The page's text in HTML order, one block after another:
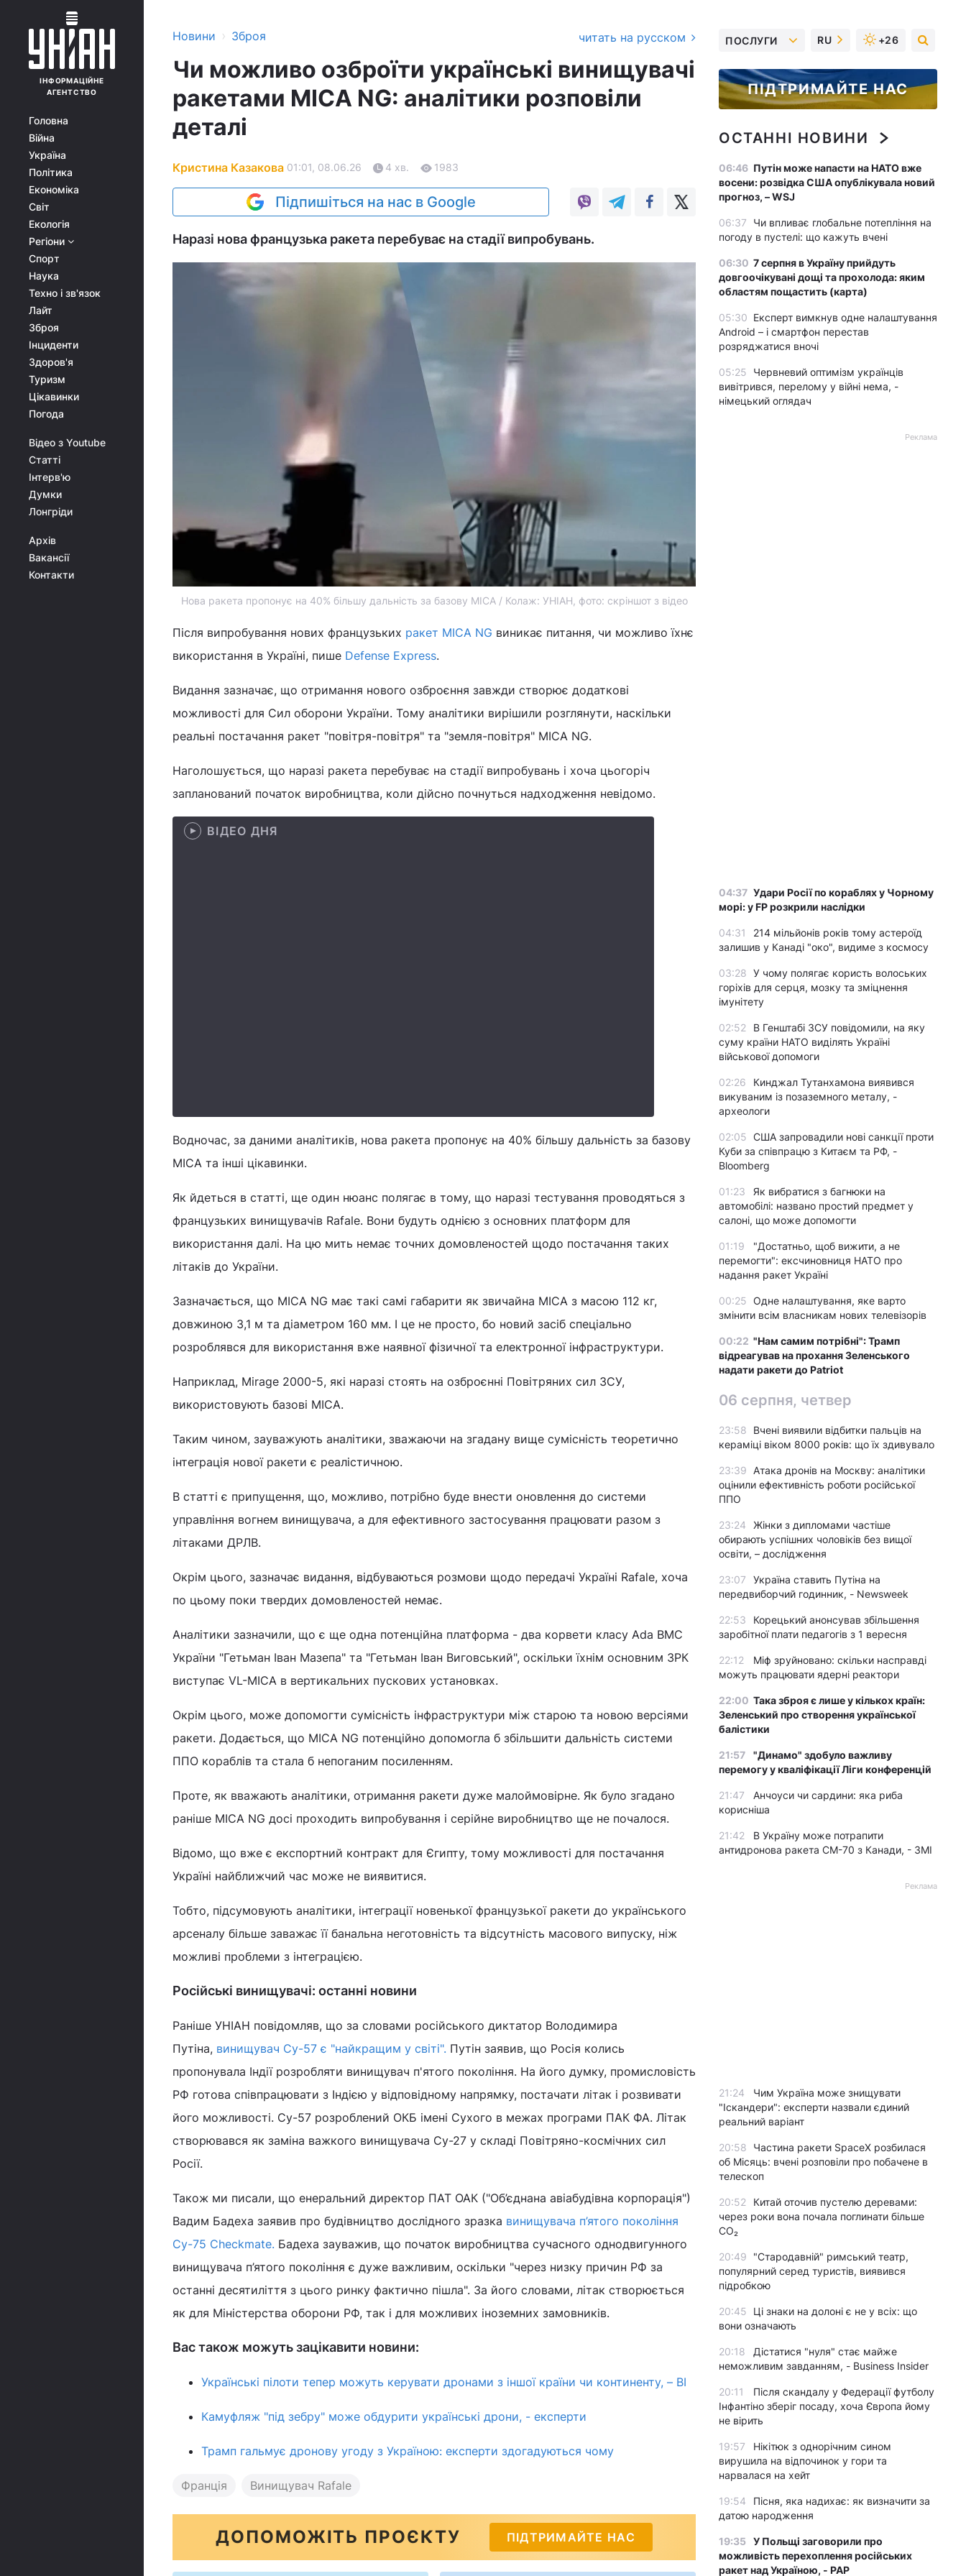
ІНФОРМАЦІЙНЕ
АГЕНТСТВО
Головна
Війна
Україна
Політика
Економіка
Світ
Екологія
Регіони
Спорт
Наука
Техно і зв'язок
Лайт
Зброя
Інциденти
Здоров'я
Туризм
Цікавинки
Погода
Відео з Youtube
Статті
Інтерв'ю
Думки
Лонгріди
Архів
Вакансії
Контакти
Новини › Зброя читать на русском
Чи можливо озброїти українські винищувачі
ракетами MICA NG: аналітики розповіли
деталі
Кристина Казакова 01:01, 08.06.26 4 хв. 1983
Підпишіться на нас в Google
Наразі нова французька ракета перебуває на стадії випробувань.
Нова ракета пропонує на 40% більшу дальність за базову MICA / Колаж: УНІАН, фото: скріншот з відео
Після випробування нових французьких ракет MICA NG виникає питання, чи можливо їхнє
використання в Україні, пише Defense Express.
Видання зазначає, що отримання нового озброєння завжди створює додаткові
можливості для Сил оборони України. Тому аналітики вирішили розглянути, наскільки
реальні постачання ракет "повітря-повітря" та "земля-повітря" MICA NG.
Наголошується, що наразі ракета перебуває на стадії випробувань і хоча цьогоріч
запланований початок виробництва, коли дійсно почнуться надходження невідомо.
ВІДЕО ДНЯ
Водночас, за даними аналітиків, нова ракета пропонує на 40% більшу дальність за базову
MICA та інші цікавинки.
Як йдеться в статті, ще один нюанс полягає в тому, що наразі тестування проводяться з
французьких винищувачів Rafale. Вони будуть однією з основних платформ для
використання далі. На цю мить немає точних домовленостей щодо постачання таких
літаків до України.
Зазначається, що MICA NG має такі самі габарити як звичайна MICA з масою 112 кг,
довжиною 3,1 м та діаметром 160 мм. І це не просто, бо новий засіб спеціально
розроблявся для використання вже наявної фізичної та електронної інфраструктури.
Наприклад, Mirage 2000-5, які наразі стоять на озброєнні Повітряних сил ЗСУ,
використовують базові MICA.
Таким чином, зауважують аналітики, зважаючи на згадану вище сумісність теоретично
інтеграція нової ракети є реалістичною.
В статті є припущення, що, можливо, потрібно буде внести оновлення до системи
управління вогнем винищувача, а для ефективного застосування працювати разом з
літаками ДРЛВ.
Окрім цього, зазначає видання, відбуваються розмови щодо передачі Україні Rafale, хоча
по цьому поки твердих домовленостей немає.
Аналітики зазначили, що є ще одна потенційна платформа - два корвети класу Ada ВМС
України "Гетьман Іван Мазепа" та "Гетьман Іван Виговський", оскільки їхнім основним ЗРК
виступає VL-MICA в вертикальних пускових установках.
Окрім цього, може допомогти сумісність інфраструктури між старою та новою версіями
ракети. Додається, що MICA NG потенційно допомогла б збільшити дальність системи
ППО кораблів та стала б непоганим посиленням.
Проте, як вважають аналітики, отримання ракети дуже малоймовірне. Як було згадано
раніше MICA NG досі проходить випробування і серійне виробництво ще не почалося.
Відомо, що вже є експортний контракт для Єгипту, тому можливості для постачання
Україні найближчий час може не виявитися.
Тобто, підсумовують аналітики, інтеграції новенької французької ракети до українського
арсеналу більше заважає її банальна неготовність та відсутність масового випуску, ніж
можливі проблеми з інтеграцією.
Російські винищувачі: останні новини
Раніше УНІАН повідомляв, що за словами російського диктатор Володимира
Путіна, винищувач Су-57 є "найкращим у світі". Путін заявив, що Росія колись
пропонувала Індії розробляти винищувач п'ятого покоління. На його думку, промисловість
РФ готова співпрацювати з Індією у відповідному напрямку, постачати літак і розвивати
його можливості. Су-57 розроблений ОКБ імені Сухого в межах програми ПАК ФА. Літак
створювався як заміна важкого винищувача Су-27 у складі Повітряно-космічних сил
Росії.
Також ми писали, що енеральний директор ПАТ ОАК ("Об’єднана авіабудівна корпорація")
Вадим Бадеха заявив про будівництво дослідного зразка винищувача п’ятого покоління
Су-75 Checkmate. Бадеха зауважив, що початок виробництва сучасного однодвигунного
винищувача п’ятого покоління є дуже важливим, оскільки "через низку причин РФ за
останні десятиліття з цього ринку фактично пішла". За його словами, літак створюється
як для Міністерства оборони РФ, так і для можливих іноземних замовників.
Вас також можуть зацікавити новини:
Українські пілоти тепер можуть керувати дронами з іншої країни чи континенту, – BI
Камуфляж "під зебру" може обдурити українські дрони, - експерти
Трамп гальмує дронову угоду з Україною: експерти здогадуються чому
Франція Винищувач Rafale
ДОПОМОЖІТЬ ПРОЄКТУ ПІДТРИМАЙТЕ НАС
ПОСЛУГИ RU +26
ПІДТРИМАЙТЕ НАС
ОСТАННІ НОВИНИ
06:46 Путін може напасти на НАТО вже
восени: розвідка США опублікувала новий
прогноз, – WSJ
06:37
Чи впливає глобальне потепління на
погоду в пустелі: що кажуть вчені
06:30 7 серпня в Україну прийдуть
довгоочікувані дощі та прохолода: яким
областям пощастить (карта)
05:30 Експерт вимкнув одне налаштування
Android – і смартфон перестав
розряджатися вночі
05:25
Червневий оптимізм українців
вивітрився, перелому у війні нема, -
німецький оглядач
Реклама
04:37 Удари Росії по кораблях у Чорному
морі: у FP розкрили наслідки
04:31
214 мільйонів років тому астероїд
залишив у Канаді "око", видиме з космосу
03:28 У чому полягає користь волоських
горіхів для серця, мозку та зміцнення
імунітету
02:52
В Генштабі ЗСУ повідомили, на яку
суму країни НАТО виділять Україні
військової допомоги
02:26
Кинджал Тутанхамона виявився
викуваним із позаземного металу, -
археологи
02:05 США запровадили нові санкції проти
Куби за співпрацю з Китаєм та РФ, -
Bloomberg
01:23
Як вибратися з багнюки на
автомобілі: названо простий предмет у
салоні, що може допомогти
01:19
"Достатньо, щоб вижити, а не
перемогти": ексчиновниця НАТО про
надання ракет Україні
00:25 Одне налаштування, яке варто
змінити всім власникам нових телевізорів
00:22 "Нам самим потрібні": Трамп
відреагував на прохання Зеленського
надати ракети до Patriot
06 серпня, четвер
23:58
Вчені виявили відбитки пальців на
кераміці віком 8000 років: що їх здивувало
23:39
Атака дронів на Москву: аналітики
оцінили ефективність роботи російської
ППО
23:24
Жінки з дипломами частіше
обирають успішних чоловіків без вищої
освіти, – дослідження
23:07
Україна ставить Путіна на
передвиборчий годинник, - Newsweek
22:53
Корецький анонсував збільшення
заробітної плати педагогів з 1 вересня
22:12
Міф зруйновано: скільки насправді
можуть працювати ядерні реактори
22:00 Така зброя є лише у кількох країн:
Зеленський про створення української
балістики
21:57
"Динамо" здобуло важливу
перемогу у кваліфікації Ліги конференцій
21:47
Анчоуси чи сардини: яка риба
корисніша
21:42
В Україну може потрапити
антидронова ракета CM-70 з Канади, - ЗМІ
Реклама
21:24
Чим Україна може знищувати
"Іскандери": експерти назвали єдиний
реальний варіант
20:58
Частина ракети SpaceX розбилася
об Місяць: вчені розповіли про побачене в
телескоп
20:52
Китай оточив пустелю деревами:
через роки вона почала поглинати більше
CO₂
20:49
"Стародавній" римський театр,
популярний серед туристів, виявився
підробкою
20:45
Ці знаки на долоні є не у всіх: що
вони означають
20:18
Дістатися "нуля" стає майже
неможливим завданням, - Business Insider
20:11
Після скандалу у Федерації футболу
Інфантіно зберіг посаду, хоча Європа йому
не вірить
19:57
Нікітюк з однорічним сином
вирушила на відпочинок у гори та
нарвалася на хейт
19:54
Пісня, яка надихає: як визначити за
датою народження
19:35 У Польщі заговорили про
можливість перехоплення російських
ракет над Україною, - PAP